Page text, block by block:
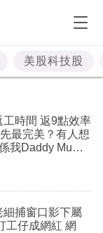
美股科技股
時間 返9點效率
最完美？有人想
我Daddy Mumm
細捕窗口影下屬
工仔成網紅 網